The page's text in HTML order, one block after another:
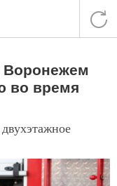
Воронежем
во время